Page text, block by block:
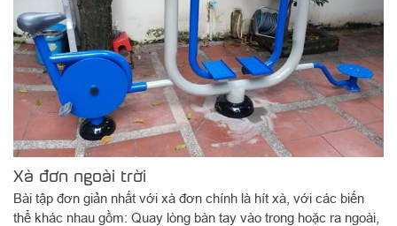
Xà đơn ngoài trời
Bài tập đơn giản nhất với xà đơn chính là hít xà, với các biến
thể khác nhau gồm: Quay lòng bàn tay vào trong hoặc ra ngoài,